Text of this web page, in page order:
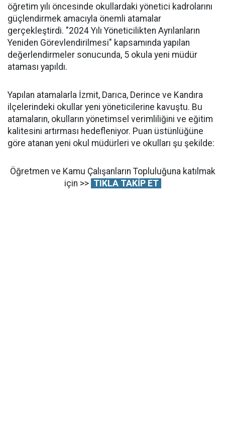
öğretim yılı öncesinde okullardaki yönetici kadrolarını
güçlendirmek amacıyla önemli atamalar
gerçekleştirdi. "2024 Yılı Yöneticilikten Ayrılanların
Yeniden Görevlendirilmesi" kapsamında yapılan
değerlendirmeler sonucunda, 5 okula yeni müdür
ataması yapıldı.
Yapılan atamalarla İzmit, Darıca, Derince ve Kandıra
ilçelerindeki okullar yeni yöneticilerine kavuştu. Bu
atamaların, okulların yönetimsel verimliliğini ve eğitim
kalitesini artırması hedefleniyor. Puan üstünlüğüne
göre atanan yeni okul müdürleri ve okulları şu şekilde:
Öğretmen ve Kamu Çalışanların Topluluğuna katılmak
için >> TIKLA TAKİP ET